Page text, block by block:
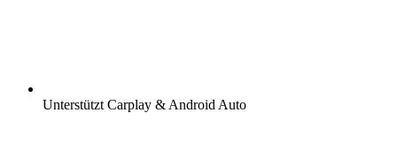
Unterstützt Carplay & Android Auto